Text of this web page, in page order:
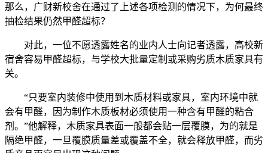
那么，广财新校舍在通过了上述各项检测的情况下，为何最终
抽检结果仍然甲醛超标？
对此，一位不愿透露姓名的业内人士向记者透露，高校新
宿舍容易甲醛超标，与学校大批量定制或采购劣质木质家具有
关。
“只要室内装修中使用到木质材料或家具，室内环境中就
会有甲醛，因为制作木质板材必须使用一种含有甲醛的粘合
剂。”他解释，木质家具表面一般都会贴一层覆膜，为的就是
隔绝甲醛，一旦覆膜质量差或覆盖不全，就会释放甲醛，而劣